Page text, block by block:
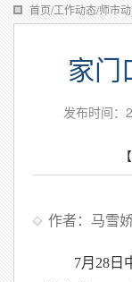
首页/工作动态/师市
家门
发布时间：
作者：马雪
7月28日